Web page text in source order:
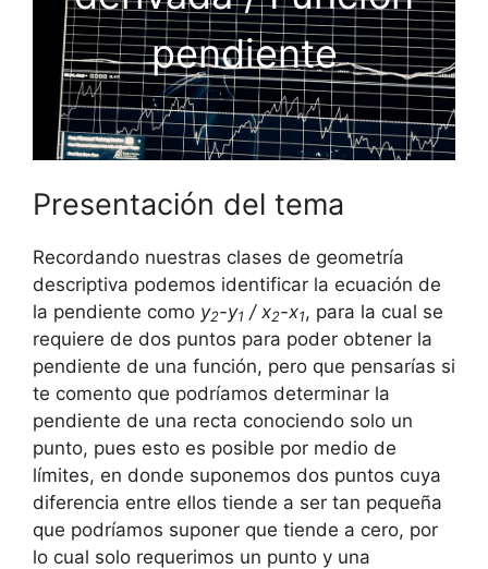
pendiente
Presentación del tema
Recordando nuestras clases de geometría
descriptiva podemos identificar la ecuación de
la pendiente como y2-y1 / x2-x1, para la cual se
requiere de dos puntos para poder obtener la
pendiente de una función, pero que pensarías si
te comento que podríamos determinar la
pendiente de una recta conociendo solo un
punto, pues esto es posible por medio de
límites, en donde suponemos dos puntos cuya
diferencia entre ellos tiende a ser tan pequeña
que podríamos suponer que tiende a cero, por
lo cual solo requerimos un punto y una